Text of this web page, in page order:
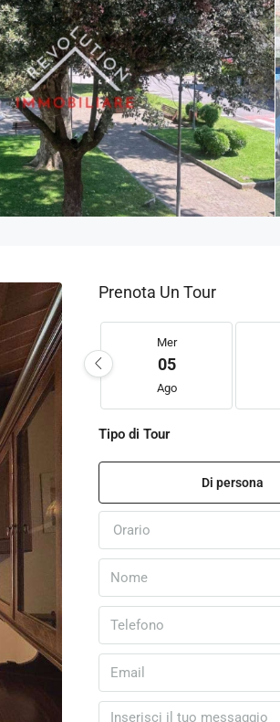
Prenota Un Tour
Mer
05
Ago
Tipo di Tour
Di persona
Orario